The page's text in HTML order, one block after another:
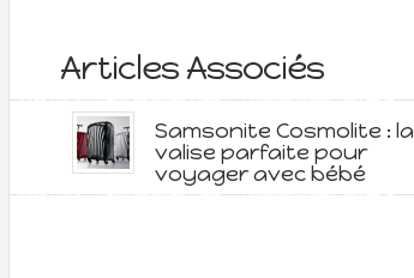
Articles Associés
Samsonite Cosmolite : la
valise parfaite pour
voyager avec bébé